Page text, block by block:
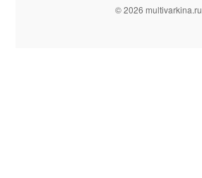
© 2026 multivarkina.ru